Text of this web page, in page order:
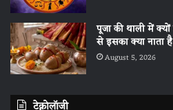
पूजा की थाली में
से इसका क्या नाता
August 5, 2026